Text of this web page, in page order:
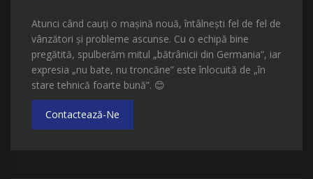
Atunci când cauți o mașină nouă, întâlnești fel de fel de
vânzători și probleme ascunse. Cu o echipă bine
pregătită, spulberăm mitul „bătrânicii din Germania”, iar
expresia „nu bate, nu troncăne” este înlocuită de „în
stare tehnică foarte bună”. 😊
Contactează-Ne